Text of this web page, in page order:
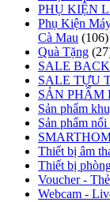
PHỤ KIỆN
Phụ Kiện
Cà Mau (106)
Quà Tặng
SALE
SALE TỰU
SẢN PHẨM
Sản phẩm
Sản phẩm nổi
Thiết bị âm
Thiết bị
Voucher -
Webcam -